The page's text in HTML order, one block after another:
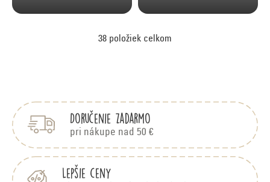
O
á
d
a
38 položiek celkom
Doručenie zadarmo
pri nákupe nad 50 €
Lepšie ceny